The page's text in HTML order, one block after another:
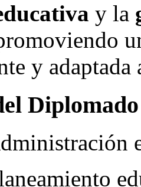
y la
y adaptada